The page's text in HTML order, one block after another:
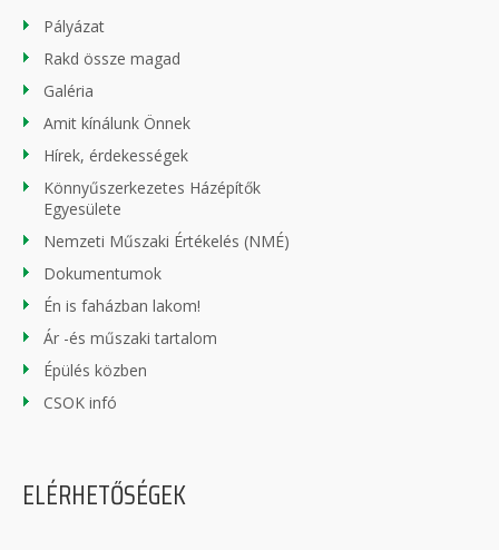
Pályázat
Rakd össze magad
Galéria
Amit kínálunk Önnek
Hírek, érdekességek
Könnyűszerkezetes Házépítők
Egyesülete
Nemzeti Műszaki Értékelés (NMÉ)
Dokumentumok
Én is faházban lakom!
Ár -és műszaki tartalom
Épülés közben
CSOK infó
ELÉRHETŐSÉGEK